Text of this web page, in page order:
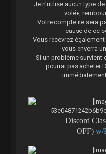
Je n'utilise aucun type
volée,
Votre compte ne sera
cause de ce
Vous recevrez
vous enverra
Si un problème survient
pourrai pas acheter
Discord
OFF)w/